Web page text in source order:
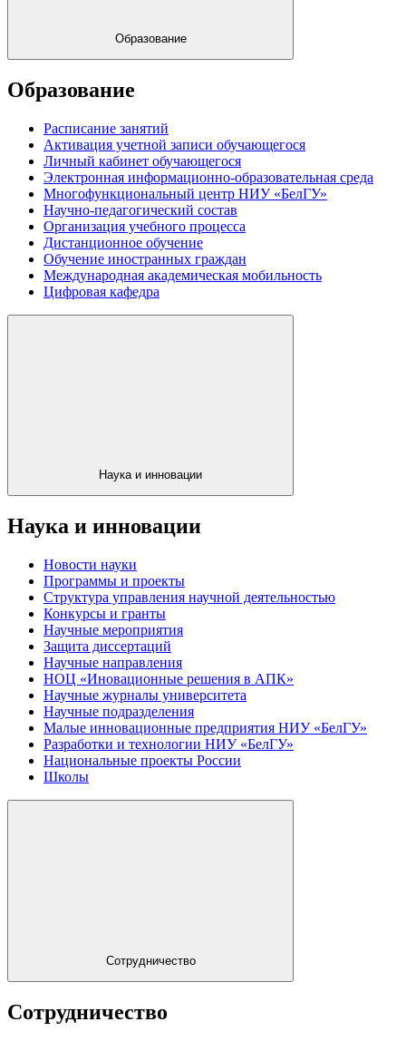
Образование
Образование
Расписание занятий
Активация учетной записи обучающегося
Личный кабинет обучающегося
Электронная информационно-образовательная среда
Многофункциональный центр НИУ «БелГУ»
Научно-педагогический состав
Организация учебного процесса
Дистанционное обучение
Обучение иностранных граждан
Международная академическая мобильность
Цифровая кафедра
Наука и инновации
Наука и инновации
Новости науки
Программы и проекты
Структура управления научной деятельностью
Конкурсы и гранты
Научные мероприятия
Защита диссертаций
Научные направления
НОЦ «Иновационные решения в АПК»
Научные журналы университета
Научные подразделения
Малые инновационные предприятия НИУ «БелГУ»
Разработки и технологии НИУ «БелГУ»
Национальные проекты России
Школы
Сотрудничество
Сотрудничество